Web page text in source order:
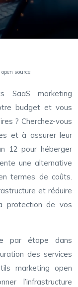
source
SaaS marketing
budget et vous
? Cherchez-vous
et à assurer leur
12 pour héberger
une alternative
termes de coûts.
et réduire
protection de vos
par étape dans
des services
marketing open
l’infrastructure